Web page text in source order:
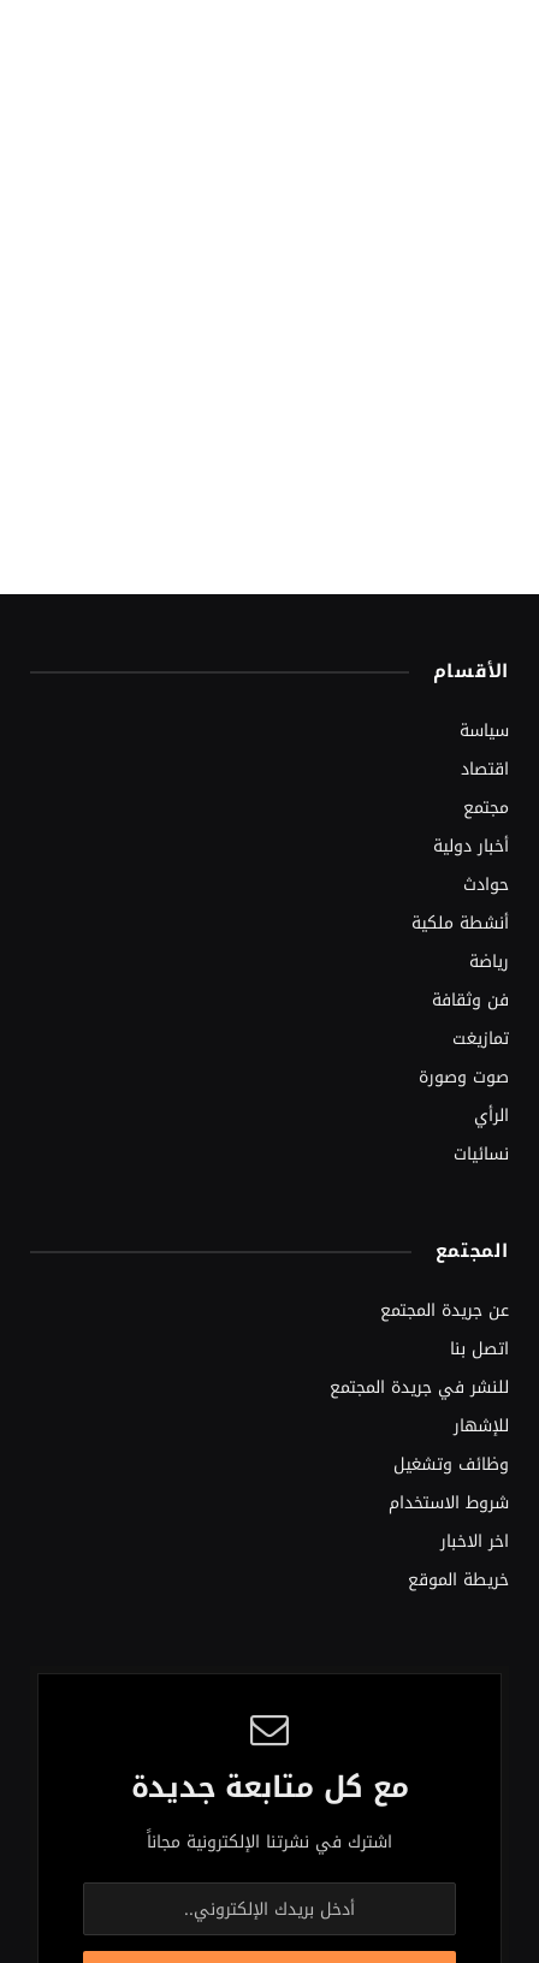
الأقسام
سياسة
اقتصاد
مجتمع
أخبار دولية
حوادث
أنشطة ملكية
رياضة
فن وثقافة
تمازيغت
صوت وصورة
الرأي
نسائيات
المجتمع
عن جريدة المجتمع
اتصل بنا
للنشر في جريدة المجتمع
للإشهار
وظائف وتشغيل
شروط الاستخدام
اخر الاخبار
خريطة الموقع
مع كل متابعة جديدة
اشترك في نشرتنا الإلكترونية مجاناً